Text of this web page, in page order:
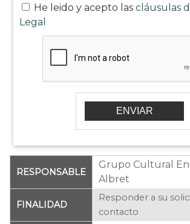
He leido y acepto lascláusulas
Legal
RESPONSABLE
Grupo Cultural
Albret
FINALIDAD
Responder a su
contacto